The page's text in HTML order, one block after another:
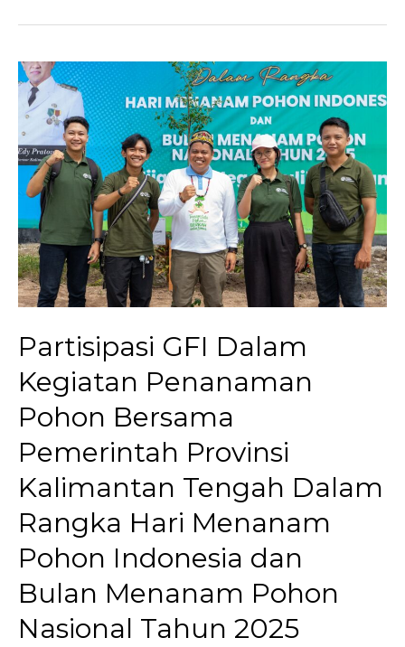
a
Climate
Story
Partisipasi GFI Dalam
Kegiatan Penanaman
Pohon Bersama
Pemerintah Provinsi
Kalimantan Tengah Dalam
Rangka Hari Menanam
Pohon Indonesia dan
Bulan Menanam Pohon
Nasional Tahun 2025